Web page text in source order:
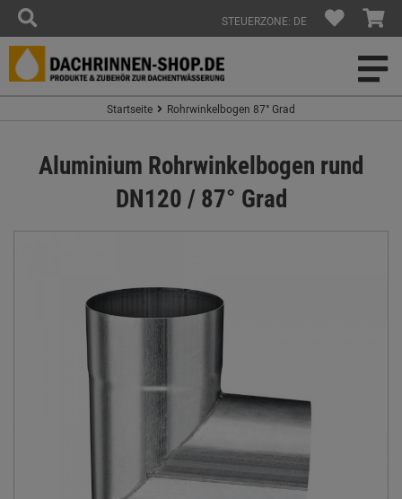
STEUERZONE: DE
Startseite Rohrwinkelbogen 87° Grad
Aluminium Rohrwinkelbogen rund
DN120 / 87° Grad